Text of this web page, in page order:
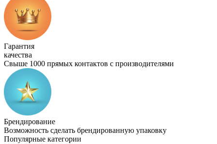
Гарантия
качества
Свыше 1000 прямых контактов с производителями
Брендирование
Возможность сделать брендированную упаковку
Популярные категории